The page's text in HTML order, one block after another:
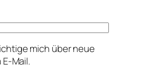
mich über neue
Mail.